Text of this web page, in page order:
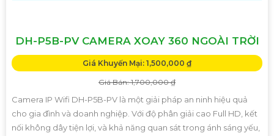
DH-P5B-PV CAMERA XOAY 360 NGOÀI TRỜI
Giá Khuyến Mại: 1,500,000 ₫
Giá Bán: 1,700,000 ₫
Camera IP Wifi DH-P5B-PV là một giải pháp an ninh hiệu quả
cho gia đình và doanh nghiệp. Với độ phân giải cao Full HD, kết
nối không dây tiện lợi, và khả năng quan sát trong ánh sáng yếu,